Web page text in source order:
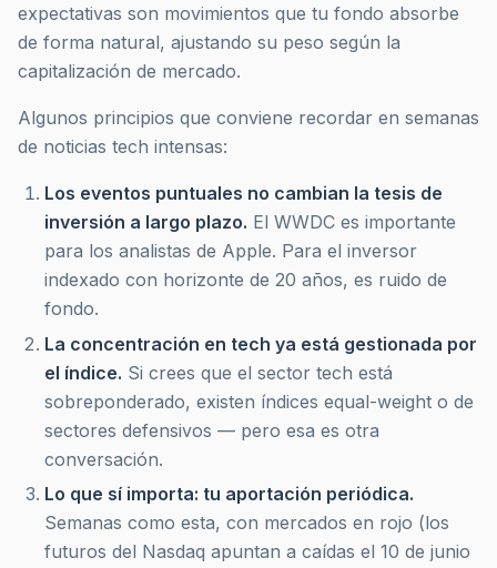
expectativas son movimientos que tu fondo absorbe
de forma natural, ajustando su peso según la
capitalización de mercado.
Algunos principios que conviene recordar en semanas
de noticias tech intensas:
Los eventos puntuales no cambian la tesis de
inversión a largo plazo. El WWDC es importante
para los analistas de Apple. Para el inversor
indexado con horizonte de 20 años, es ruido de
fondo.
La concentración en tech ya está gestionada por
el índice. Si crees que el sector tech está
sobreponderado, existen índices equal-weight o de
sectores defensivos — pero esa es otra
conversación.
Lo que sí importa: tu aportación periódica.
Semanas como esta, con mercados en rojo (los
futuros del Nasdaq apuntan a caídas el 10 de junio